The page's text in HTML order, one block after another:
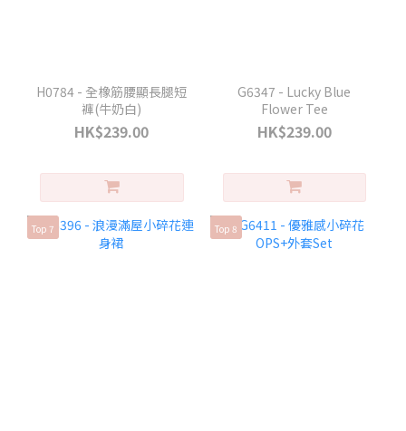
H0784 - 全橡筋腰顯長腿短
褲(牛奶白)
HK$239.00
G6347 - Lucky Blue
Flower Tee
HK$239.00
Top 7 Top 8